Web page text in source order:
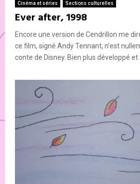
Cinéma et séries Sections culturelles
Ever after, 1998
Encore une version de Cendrillon me
ce film, signé Andy Tennant, n’est
conte de Disney. Bien plus développé